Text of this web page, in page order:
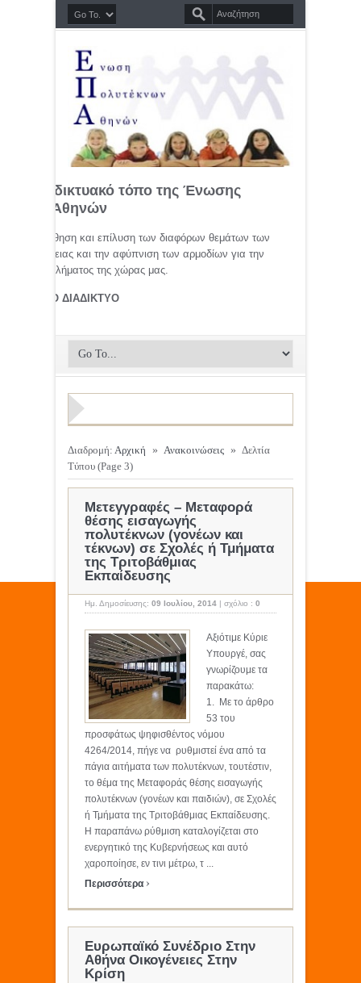
διαδικτυακό τόπο της Ένωσης
Αθηνών
προώθηση και επίλυση των διαφόρων θεμάτων των
οικογένειας και την αφύπνιση των αρμοδίων για την
προβλήματος της χώρας μας.
ΣΤΟ ΔΙΑΔΙΚΤΥΟ
Διαδρομή: Αρχική » Ανακοινώσεις » Δελτία
Τύπου (Page 3)
Μετεγγραφές – Μεταφορά
θέσης εισαγωγής
πολυτέκνων (γονέων και
τέκνων) σε Σχολές ή Τμήματα
της Τριτοβάθμιας
Εκπαίδευσης
Ημ. Δημοσίευσης: 09 Ιουλίου, 2014 | σχόλιο : 0
Αξιότιμε Κύριε
Υπουργέ, σας
γνωρίζουμε τα
παρακάτω:
1. Με το άρθρο
53 του
προσφάτως ψηφισθέντος νόμου
4264/2014, πήγε να ρυθμιστεί ένα από τα
πάγια αιτήματα των πολυτέκνων, τουτέστιν,
το θέμα της Μεταφοράς θέσης εισαγωγής
πολυτέκνων (γονέων και παιδιών), σε Σχολές
ή Τμήματα της Τριτοβάθμιας Εκπαίδευσης.
Η παραπάνω ρύθμιση καταλογίζεται στο
ενεργητικό της Κυβερνήσεως και αυτό
χαροποίησε, εν τινι μέτρω, τ ...
Περισσότερα ›
Ευρωπαϊκό Συνέδριο Στην
Αθήνα Οικογένειες Στην
Κρίση